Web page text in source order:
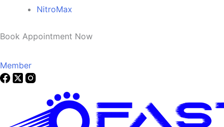
NitroMax
Book Appointment Now
Member